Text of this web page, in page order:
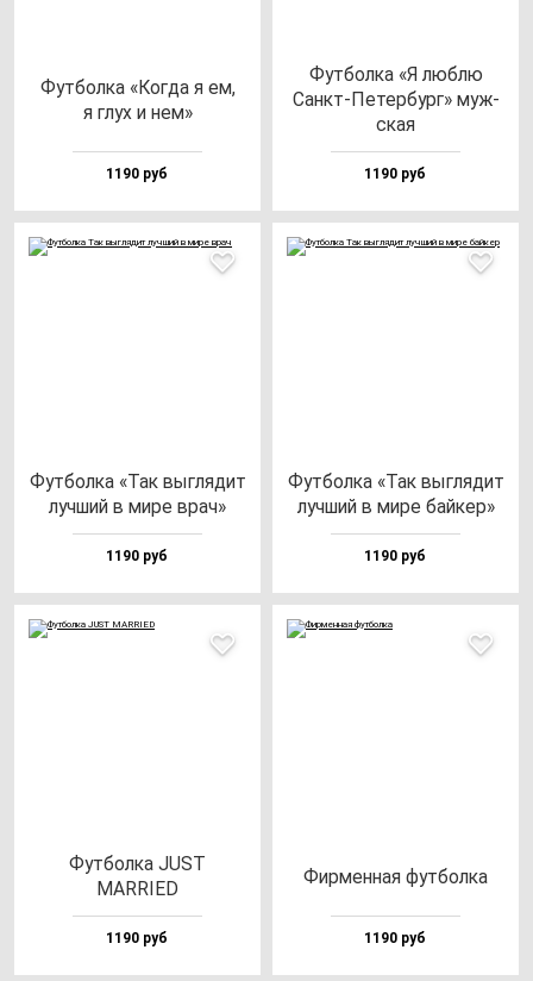
Фут­бол­ка «Ког­да я ем,
я глух и нем»
1190 руб
Фут­бол­ка «Я люб­лю
Санкт-Петер­бург» муж­
ская
1190 руб
Фут­бол­ка «Так выг­ля­дит
луч­ший в ми­ре врач»
1190 руб
Фут­бол­ка «Так выг­ля­дит
луч­ший в ми­ре бай­кер»
1190 руб
Фут­бол­ка JUST
MARRIED
1190 руб
Фир­мен­ная фут­бол­ка
1190 руб